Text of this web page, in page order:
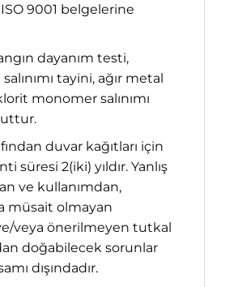
9001 belgelerine
dayanım testi,
tayini, ağır metal
monomer salınımı
duvar kağıtları için
süresi 2(iki) yıldır. Yanlış
ve kullanımdan,
müsait olmayan
veya önerilmeyen tutkal
doğabilecek sorunlar
dışındadır.